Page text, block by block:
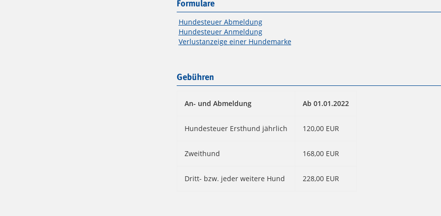
Formulare
Hundesteuer Abmeldung
Hundesteuer Anmeldung
Verlustanzeige einer Hundemarke
Gebühren
An- und Abmeldung Ab 01.01.2022
Hundesteuer Ersthund jährlich 120,00 EUR
Zweithund 168,00 EUR
Dritt- bzw. jeder weitere Hund 228,00 EUR